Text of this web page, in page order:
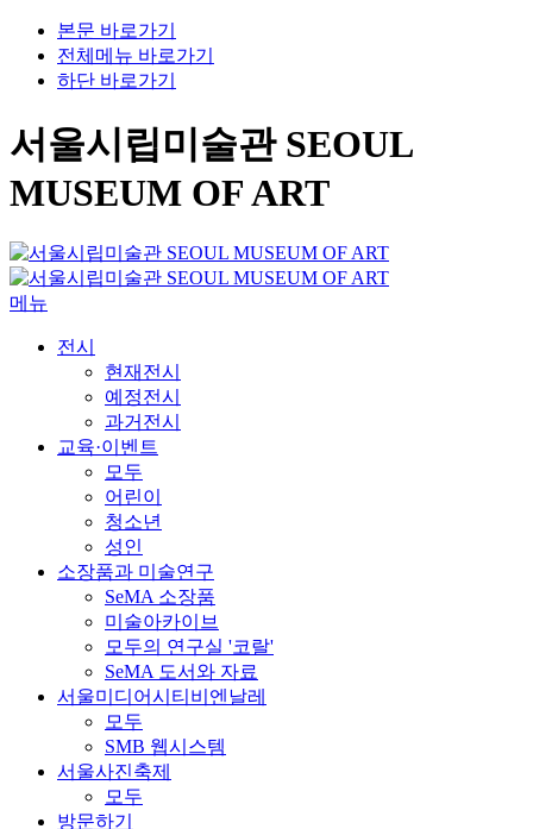
본문 바로가기
전체메뉴 바로가기
하단 바로가기
서울시립미술관 SEOUL
MUSEUM OF ART
메뉴
전시
현재전시
예정전시
과거전시
교육·이벤트
모두
어린이
청소년
성인
소장품과 미술연구
SeMA 소장품
미술아카이브
모두의 연구실 '코랄'
SeMA 도서와 자료
서울미디어시티비엔날레
모두
SMB 웹시스템
서울사진축제
모두
방문하기